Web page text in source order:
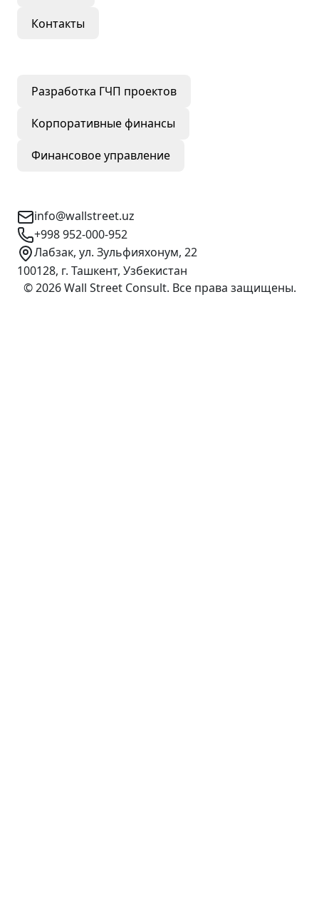
Контакты
Разработка ГЧП проектов
Корпоративные финансы
Финансовое управление
info@wallstreet.uz
+998 952-000-952
Лабзак, ул. Зульфияхонум, 22
100128, г. Ташкент, Узбекистан
©2026 Wall Street Consult. Все права защищены.